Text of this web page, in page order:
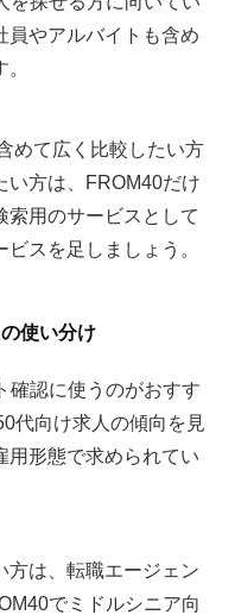
員やアルバイトも含め
めて広く比較したい方
い方は、FROM40だけ
索用のサービスとして
スを足しましょう。
使い分け
確認に使うのがおすす
代向け求人の傾向を見
用形態で求められてい
方は、転職エージェン
でミドルシニア向